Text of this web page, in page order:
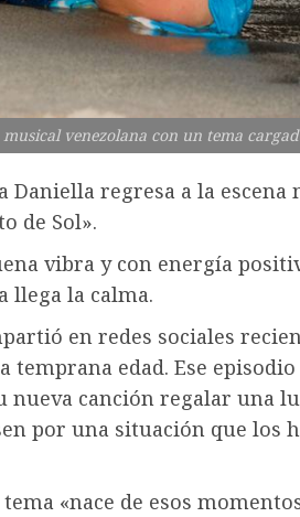
venezolana con un tema
Daniella regresa a la escena
de Sol».
vibra y con energía
llega la calma.
en redes sociales
temprana edad. Ese
nueva canción regalar una
por una situación que los
«nace de esos